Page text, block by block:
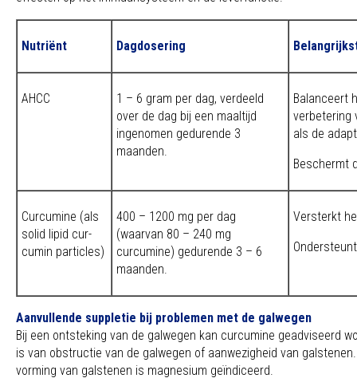
Nutriënt Dagdosering
AHCC
1 – 6 gram per dag, verdeeld
over de dag bij een maaltijd
ingenomen gedurende 3
maanden.
Balanceert
verbetering
als de
Beschermt
Curcumine (als
solid lipid cur-
cumin particles)
400 – 1200 mg per dag
(waarvan 80 – 240 mg
curcumine) gedurende 3 – 6
maanden.
Versterkt
Aanvullende suppletie bij problemen met de galwegen
Bij een ontsteking van de galwegen kan curcumine geadviseerd
is van obstructie van de galwegen of aanwezigheid van
vorming van galstenen is magnesium geïndiceerd.